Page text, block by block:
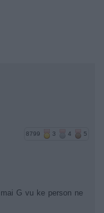
8799 3 4 5
G vu ke person ne